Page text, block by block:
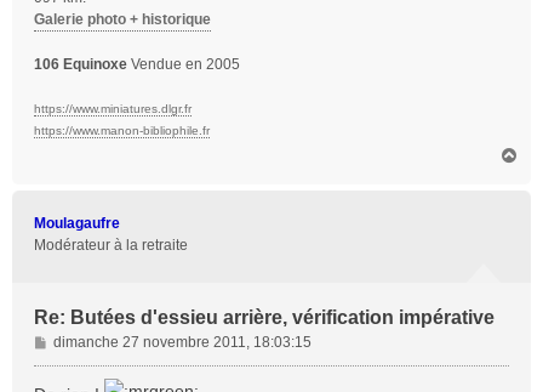
Galerie photo + historique
106 Equinoxe Vendue en 2005
https://www.miniatures.dlgr.fr
https://www.manon-bibliophile.fr
Moulagaufre
Modérateur à la retraite
Re: Butées d'essieu arrière, vérification impérative
M
e
dimanche 27 novembre 2011, 18:03:15